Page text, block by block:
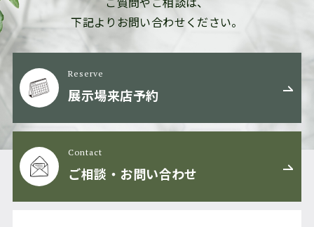
下記よりお問い合わせください。
Reserve
展示場来店予約
Contact
ご相談・お問い合わせ